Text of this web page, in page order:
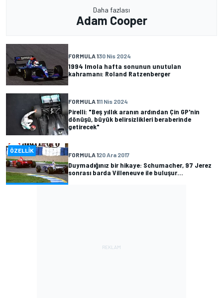
Daha fazlası
Adam Cooper
FORMULA 130 Nis 2024
1994 Imola hafta sonunun unutulan
kahramanı: Roland Ratzenberger
FORMULA 111 Nis 2024
Pirelli: "Beş yıllık aranın ardından Çin GP'nin
dönüşü, büyük belirsizlikleri beraberinde
getirecek"
ÖZELLIK
FORMULA 120 Ara 2017
Duymadığınız bir hikaye: Schumacher, 97 Jerez
sonrası barda Villeneuve ile buluşur...